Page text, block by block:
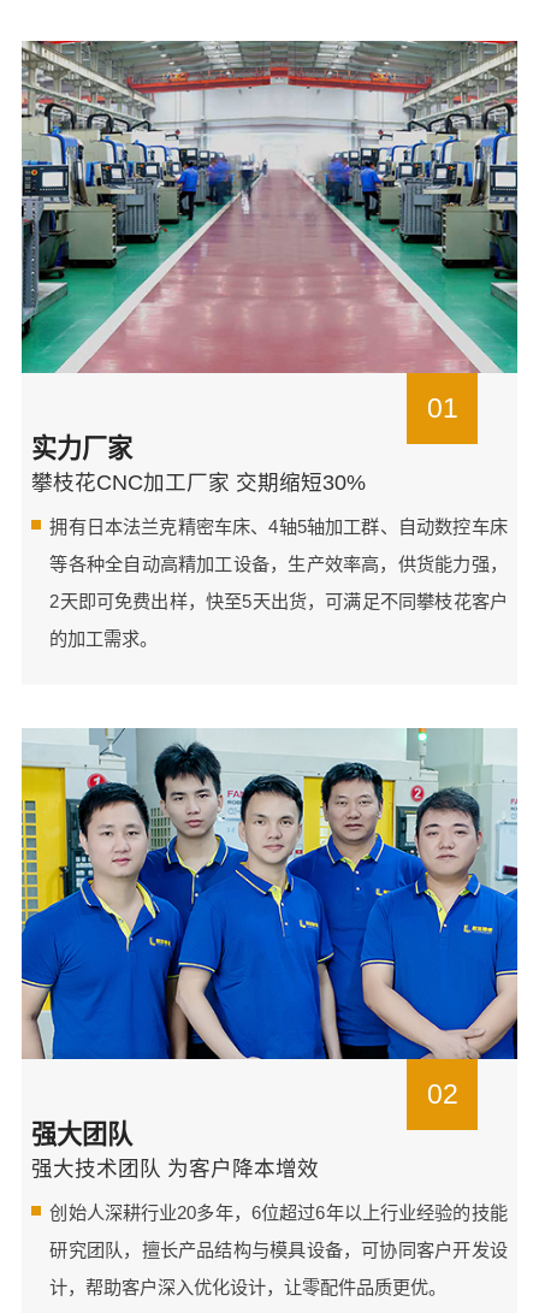
01
实力厂家
攀枝花CNC加工厂家 交期缩短30%
拥有日本法兰克精密车床、4轴5轴加工群、自动数控车床
等各种全自动高精加工设备，生产效率高，供货能力强，
2天即可免费出样，快至5天出货，可满足不同攀枝花客户
的加工需求。
02
强大团队
强大技术团队 为客户降本增效
创始人深耕行业20多年，6位超过6年以上行业经验的技能
研究团队，擅长产品结构与模具设备，可协同客户开发设
计，帮助客户深入优化设计，让零配件品质更优。